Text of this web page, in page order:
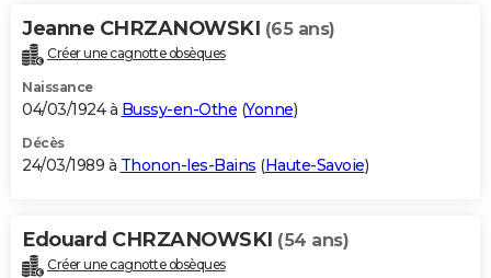
Jeanne CHRZANOWSKI (65 ans)
Créer une cagnotte obsèques
Naissance
04/03/1924 à Bussy-en-Othe (Yonne)
Décès
24/03/1989 à Thonon-les-Bains (Haute-Savoie)
Edouard CHRZANOWSKI (54 ans)
Créer une cagnotte obsèques